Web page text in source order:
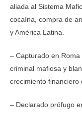
aliada al Sistema
cocaína, compra de
y América Latina.
– Capturado en
criminal mafiosa y
crecimiento financiero
– Declarado prófugo